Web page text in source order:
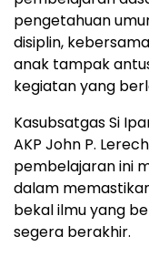
pengetahuan
disiplin,
anak tampak
kegiatan yang
Kasubsatgas Si
AKP John P.
pembelajaran ini
dalam
bekal ilmu yang
segera berakhir.